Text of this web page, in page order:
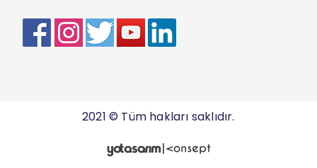
2021 © Tüm hakları saklıdır.